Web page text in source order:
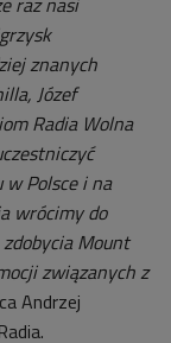
znanych
Józef
Radia Wolna
Polsce i na
wrócimy do
Mount
związanych z
Andrzej